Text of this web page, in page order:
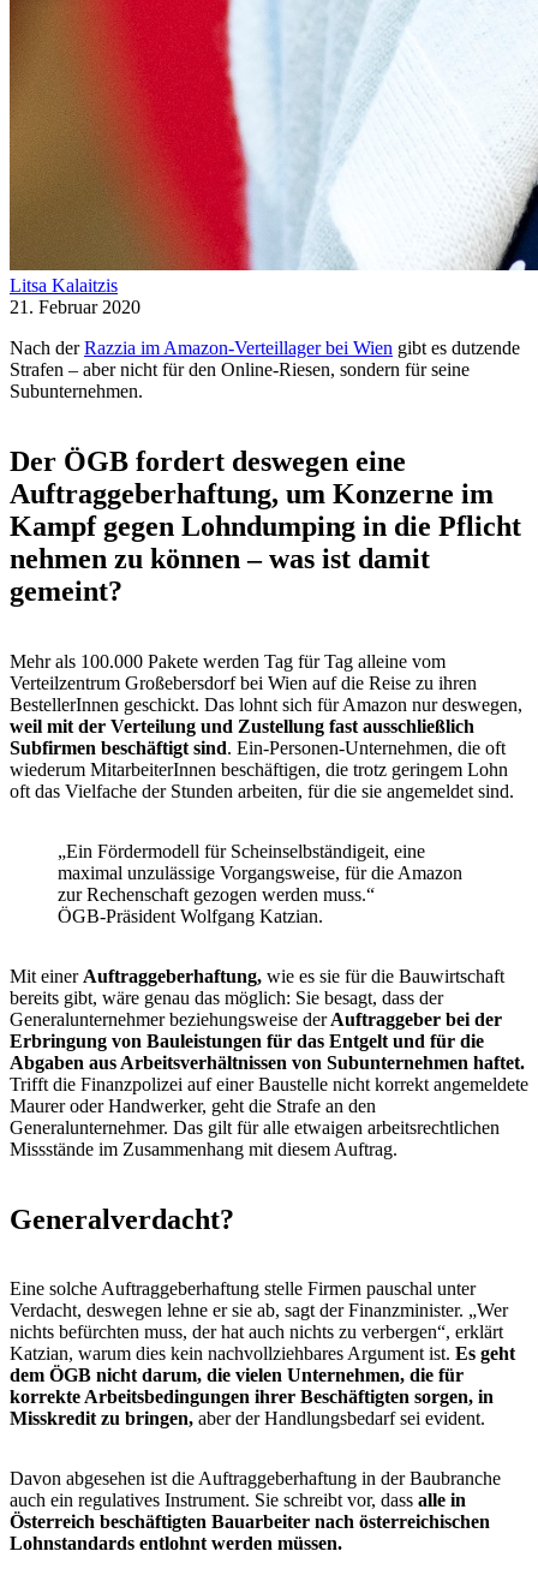
Litsa Kalaitzis
21. Februar 2020
Nach derRazzia im Amazon-Verteillager bei Wien gibt es dutzende
Strafen – aber nicht für den Online-Riesen, sondern für seine
Subunternehmen.
Der ÖGB fordert deswegen eine
Auftraggeberhaftung, um Konzerne im
Kampf gegen Lohndumping in die Pflicht
nehmen zu können – was ist damit
gemeint?
Mehr als 100.000 Pakete werden Tag für Tag alleine vom
Verteilzentrum Großebersdorf bei Wien auf die Reise zu ihren
BestellerInnen geschickt. Das lohnt sich für Amazon nur deswegen,
weil mit der Verteilung und Zustellung fast ausschließlich
Subfirmen beschäftigt sind. Ein-Personen-Unternehmen, die oft
wiederum MitarbeiterInnen beschäftigen, die trotz geringem Lohn
oft das Vielfache der Stunden arbeiten, für die sie angemeldet sind.
„Ein Fördermodell für Scheinselbständigeit, eine
maximal unzulässige Vorgangsweise, für die Amazon
zur Rechenschaft gezogen werden muss.“
ÖGB-Präsident Wolfgang Katzian.
Mit einer Auftraggeberhaftung, wie es sie für die Bauwirtschaft
bereits gibt, wäre genau das möglich: Sie besagt, dass der
Generalunternehmer beziehungsweise derAuftraggeber bei der
Erbringung von Bauleistungen für das Entgelt und für die
Abgaben aus Arbeitsverhältnissen von Subunternehmen haftet.
Trifft die Finanzpolizei auf einer Baustelle nicht korrekt angemeldete
Maurer oder Handwerker, geht die Strafe an den
Generalunternehmer. Das gilt für alle etwaigen arbeitsrechtlichen
Missstände im Zusammenhang mit diesem Auftrag.
Generalverdacht?
Eine solche Auftraggeberhaftung stelle Firmen pauschal unter
Verdacht, deswegen lehne er sie ab, sagt der Finanzminister. „Wer
nichts befürchten muss, der hat auch nichts zu verbergen“, erklärt
Katzian, warum dies kein nachvollziehbares Argument ist. Es geht
dem ÖGB nicht darum, die vielen Unternehmen, die für
korrekte Arbeitsbedingungen ihrer Beschäftigten sorgen, in
Misskredit zu bringen, aber der Handlungsbedarf sei evident.
Davon abgesehen ist die Auftraggeberhaftung in der Baubranche
auch ein regulatives Instrument. Sie schreibt vor, dass alle in
Österreich beschäftigten Bauarbeiter nach österreichischen
Lohnstandards entlohnt werden müssen.